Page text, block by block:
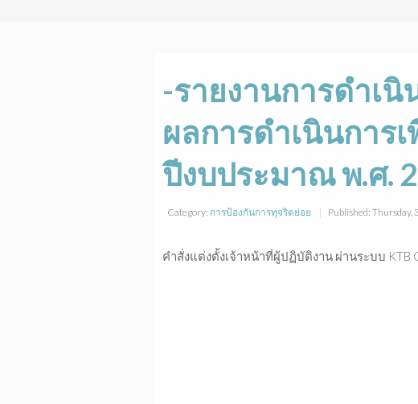
-รายงานการดำเ
ผลการดำเนินการ
ปีงบประมาณ พ.ศ.
Category: การป้องกันการทุจริตย่อย Published:
คำสั่งแต่งตั้งเจ้าหน้าที่ผู้ปฏิบัติงาน ผ่านระบบ KTB